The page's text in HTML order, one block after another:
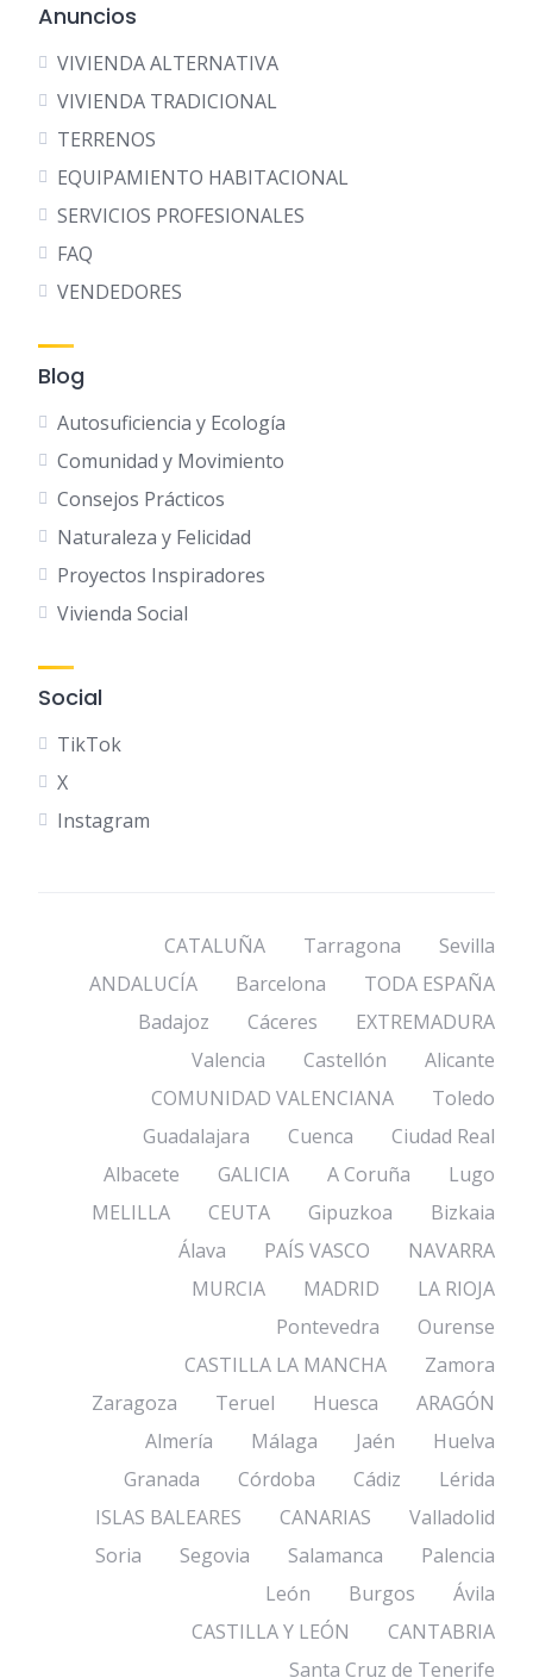
Anuncios
VIVIENDA ALTERNATIVA
VIVIENDA TRADICIONAL
TERRENOS
EQUIPAMIENTO HABITACIONAL
SERVICIOS PROFESIONALES
FAQ
VENDEDORES
Blog
Autosuficiencia y Ecología
Comunidad y Movimiento
Consejos Prácticos
Naturaleza y Felicidad
Proyectos Inspiradores
Vivienda Social
Social
TikTok
X
Instagram
CATALUÑA Tarragona
Sevilla
ANDALUCÍA
Barcelona
TODA ESPAÑA
Badajoz
Cáceres
EXTREMADURA
Valencia
Castellón
Alicante
COMUNIDAD VALENCIANA
Toledo
Guadalajara
Cuenca
Ciudad Real
Albacete
GALICIA A Coruña
Lugo
MELILLA
CEUTA Gipuzkoa
Bizkaia
Álava
PAÍS VASCO
NAVARRA
MURCIA
MADRID
LA RIOJA
Pontevedra
Ourense
CASTILLA LA MANCHA
Zamora
Zaragoza
Teruel Huesca
ARAGÓN
Almería
Málaga Jaén
Huelva
Granada
Córdoba Cádiz
Lérida
ISLAS BALEARES
CANARIAS
Valladolid
Soria
Segovia Salamanca
Palencia
León
Burgos
Ávila
CASTILLA Y LEÓN
CANTABRIA
Santa Cruz de Tenerife